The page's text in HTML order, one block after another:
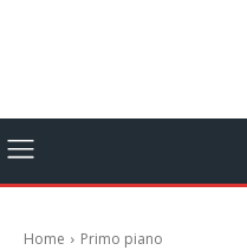
Home Primo piano